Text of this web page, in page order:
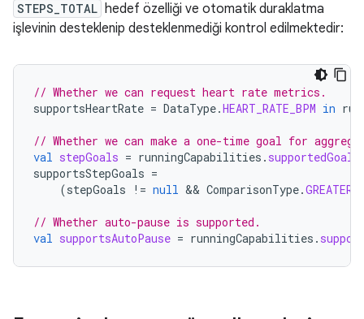
STEPS_TOTAL hedef özelliği ve otomatik duraklatma
işlevinin desteklenip desteklenmediği kontrol edilmektedir:
// Whether we can request heart rate metrics.
supportsHeartRate = DataType.HEART_RATE_BPM in
// Whether we can make a one-time goal for
val stepGoals = runningCapabilities . supportedGoals
supportsStepGoals =
(stepGoals != null && ComparisonType.
// Whether auto-pause is supported.
val supportsAutoPause = runningCapabilities .